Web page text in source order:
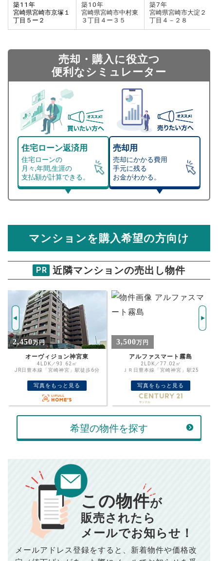
築11 年
宮崎県宮崎市京塚１
丁目５ー２
築10年
宮崎県宮崎市中村東
３丁目４ー３５
築7年
宮崎県宮崎市大淀２
丁目４－２８
売却・購入に役立つ
便利なシミュレーター
住宅ローン返済用
住宅ローンの
月々,年間,生涯の
支払額が計算できる。
売却用
売却にかかる費用
手元に残る
お金がわかる。
総支払額シミュレーション
物件価格
万円
ご希望の
返済期間
年
住宅ローン
金利
ボーナス
返済金額
万円
万円
返済シミュレーション計算結果
毎月の支払額 834
年間の支払額 10,005 円
マンション売却シミュレーター
ポレスター南宮崎ザマークス
試算条件 82㎡・8階
推定売却価格： 2719万円
資金計画のために査定額や希望売却価
格を入力して活用するのもおすすめ◎
万円
計算する
00万円
■仲介手数料／ 00万円
■売買契約書印紙／ 0
■抵当権抹消費用／0万円
※購入価格よりも売却価格が高い場合、譲渡所得税が発生する
場合がございます。詳しくは最寄りの税務署などにご確認く
※シミュレーター結果はあくまでも概算であり、手残り金額を
保証するものではございません。
マンションを購入希望の方向け
PR 近隣マンションの売出し物件
3,500万円
アルファスマート霧島
2LDK／77.02㎡
ＪＲ日豊本線「宮崎神宮」駅25
写真をもっと見る
1,180万円
アービス城ケ崎
3LDK／78.96㎡
JR日豊本線「南宮崎」駅徒歩13分
写真をもっと見る
希望の物件を探す
この物件が
販売されたら
メールでお知らせ！
メールアドレス登録をすると、 新着物件や価格改